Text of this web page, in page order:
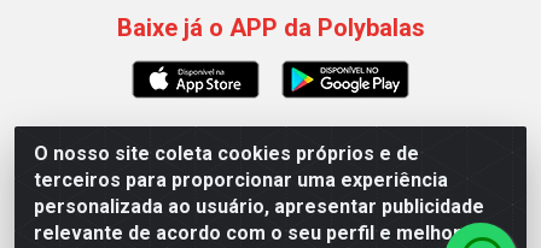
O nosso site coleta cookies próprios e de
terceiros para proporcionar uma experiência
personalizada ao usuário, apresentar publicidade
relevante de acordo com o seu perfil e melhorar a
Baixe já o APP da Polybalas
Polybalas - Rua João Miguel de Souza, 173 Galpão B -
Ernesto Geisel, João Pessoa/PB - CEP 58.075-075 - CNPJ
00.909.327/0002-61